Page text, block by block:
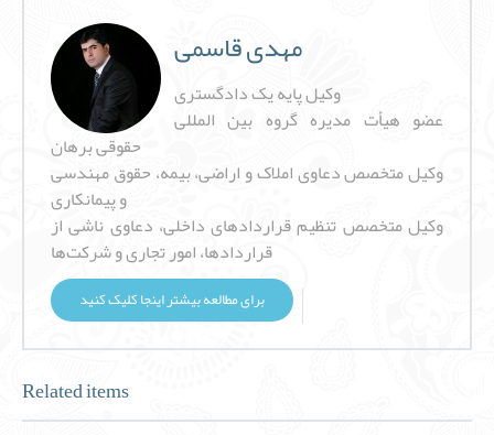
مهدی قاسمی
وکیل پایه یک دادگستری
عضو هیأت مدیره گروه بین المللی
حقوقی برهان
وکیل متخصص دعاوی املاک و اراضی، بیمه، حقوق مهندسی
و پیمانکاری
وکیل متخصص تنظیم قراردادهای داخلی، دعاوی ناشی از
قراردادها، امور تجاری و شرکت‌ها
برای مطالعه بیشتر اینجا کلیک کنید
Related items